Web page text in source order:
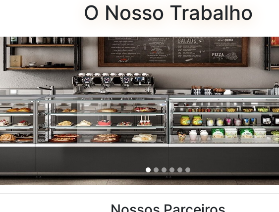
O Nosso Trabalho